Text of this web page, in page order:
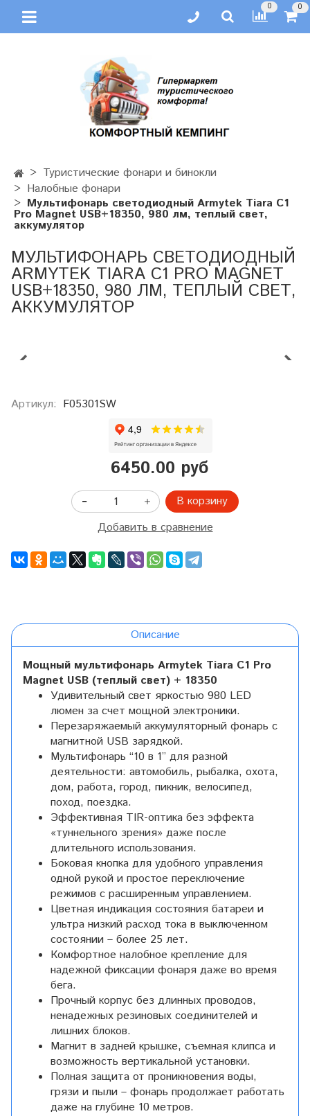
0 0
Туристические фонари и бинокли
Налобные фонари
Мультифонарь светодиодный Armytek Tiara C1
Pro Magnet USB+18350, 980 лм, теплый свет,
аккумулятор
МУЛЬТИФОНАРЬ СВЕТОДИОДНЫЙ
ARMYTEK TIARA C1 PRO MAGNET
USB+18350, 980 ЛМ, ТЕПЛЫЙ СВЕТ,
АККУМУЛЯТОР
Артикул: F05301SW
6450.00 руб
В корзину
Добавить в сравнение
Описание
Мощный мультифонарь Armytek Tiara C1 Pro
Magnet USB (теплый свет) + 18350
Удивительный свет яркостью 980 LED
люмен за счет мощной электроники.
Перезаряжаемый аккумуляторный фонарь с
магнитной USB зарядкой.
Мультифонарь “10 в 1” для разной
деятельности: автомобиль, рыбалка, охота,
дом, работа, город, пикник, велосипед,
поход, поездка.
Эффективная TIR-оптика без эффекта
«туннельного зрения» даже после
длительного использования.
Боковая кнопка для удобного управления
одной рукой и простое переключение
режимов с расширенным управлением.
Цветная индикация состояния батареи и
ультра низкий расход тока в выключенном
состоянии – более 25 лет.
Комфортное налобное крепление для
надежной фиксации фонаря даже во время
бега.
Прочный корпус без длинных проводов,
ненадежных резиновых соединителей и
лишних блоков.
Магнит в задней крышке, съемная клипса и
возможность вертикальной установки.
Полная защита от проникновения воды,
грязи и пыли – фонарь продолжает работать
даже на глубине 10 метров.